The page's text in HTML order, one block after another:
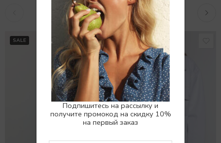
Подпишитесь на рассылку и
получите промокод на скидку 10%
на первый заказ
Похожие товары
SALE